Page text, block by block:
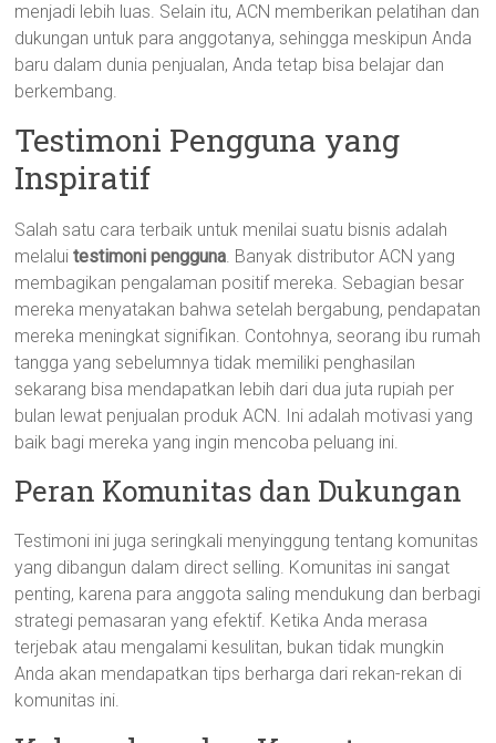
menjadi lebih luas. Selain itu, ACN memberikan pelatihan dan
dukungan untuk para anggotanya, sehingga meskipun Anda
baru dalam dunia penjualan, Anda tetap bisa belajar dan
berkembang.
Testimoni Pengguna yang
Inspiratif
Salah satu cara terbaik untuk menilai suatu bisnis adalah
melaluitestimoni pengguna. Banyak distributor ACN yang
membagikan pengalaman positif mereka. Sebagian besar
mereka menyatakan bahwa setelah bergabung, pendapatan
mereka meningkat signifikan. Contohnya, seorang ibu rumah
tangga yang sebelumnya tidak memiliki penghasilan
sekarang bisa mendapatkan lebih dari dua juta rupiah per
bulan lewat penjualan produk ACN. Ini adalah motivasi yang
baik bagi mereka yang ingin mencoba peluang ini.
Peran Komunitas dan Dukungan
Testimoni ini juga seringkali menyinggung tentang komunitas
yang dibangun dalam direct selling. Komunitas ini sangat
penting, karena para anggota saling mendukung dan berbagi
strategi pemasaran yang efektif. Ketika Anda merasa
terjebak atau mengalami kesulitan, bukan tidak mungkin
Anda akan mendapatkan tips berharga dari rekan-rekan di
komunitas ini.